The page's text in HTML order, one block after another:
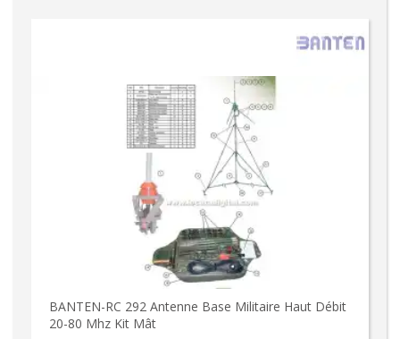
BANTEN-RC 292 Antenne Base Militaire Haut Débit
20-80 Mhz Kit Mât